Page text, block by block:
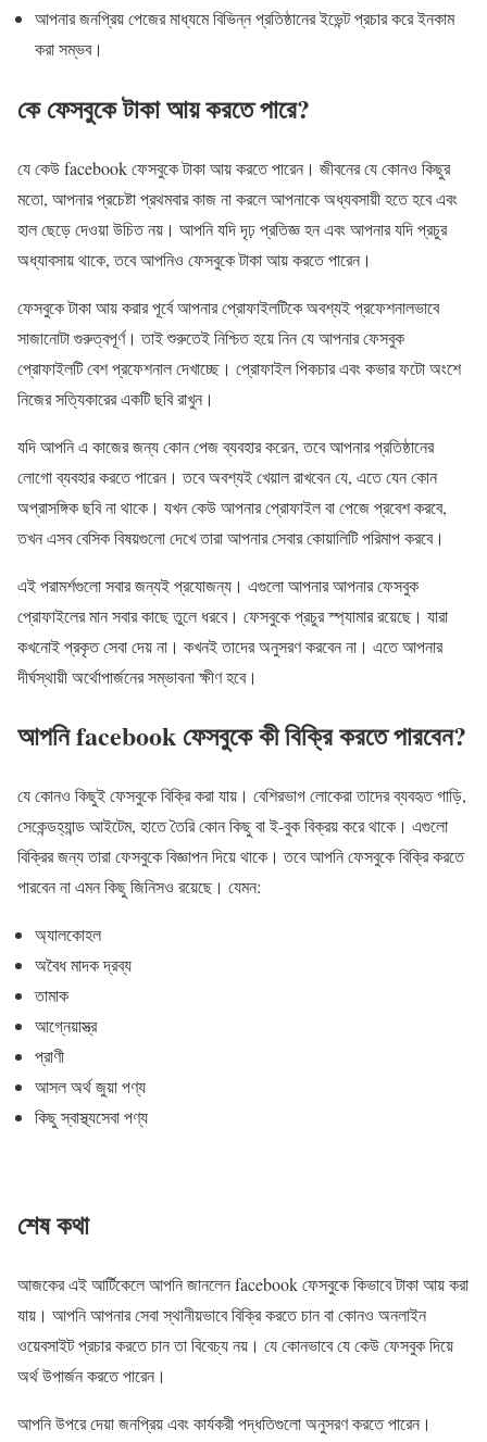
আপনার জনপ্রিয় পেজের মাধ্যমে বিভিন্ন প্রতিষ্ঠানের ইভেন্ট প্রচার করে ইনকাম
করা সম্ভব।
কে ফেসবুকে টাকা আয় করতে পারে?
যে কেউ facebook ফেসবুকে টাকা আয় করতে পারেন। জীবনের যে কোনও কিছুর
মতো, আপনার প্রচেষ্টা প্রথমবার কাজ না করলে আপনাকে অধ্যবসায়ী হতে হবে এবং
হাল ছেড়ে দেওয়া উচিত নয়। আপনি যদি দৃঢ় প্রতিজ্ঞ হন এবং আপনার যদি প্রচুর
অধ্যাবসায় থাকে, তবে আপনিও ফেসবুকে টাকা আয় করতে পারেন।
ফেসবুকে টাকা আয় করার পূর্বে আপনার প্রোফাইলটিকে অবশ্যই প্রফেশনালভাবে
সাজানোটা গুরুত্বপূর্ণ। তাই শুরুতেই নিশ্চিত হয়ে নিন যে আপনার ফেসবুক
প্রোফাইলটি বেশ প্রফেশনাল দেখাচ্ছে। প্রোফাইল পিকচার এবং কভার ফটো অংশে
নিজের সত্যিকারের একটি ছবি রাখুন।
যদি আপনি এ কাজের জন্য কোন পেজ ব্যবহার করেন, তবে আপনার প্রতিষ্ঠানের
লোগো ব্যবহার করতে পারেন। তবে অবশ্যই খেয়াল রাখবেন যে, এতে যেন কোন
অপ্রাসঙ্গিক ছবি না থাকে। যখন কেউ আপনার প্রোফাইল বা পেজে প্রবেশ করবে,
তখন এসব বেসিক বিষয়গুলো দেখে তারা আপনার সেবার কোয়ালিটি পরিমাপ করবে।
এই পরামর্শগুলো সবার জন্যই প্রযোজন্য। এগুলো আপনার আপনার ফেসবুক
প্রোফাইলের মান সবার কাছে তুলে ধরবে। ফেসবুকে প্রচুর স্প্যামার রয়েছে। যারা
কখনোই প্রকৃত সেবা দেয় না। কখনই তাদের অনুসরণ করবেন না। এতে আপনার
দীর্ঘস্থায়ী অর্থোপার্জনের সম্ভাবনা ক্ষীণ হবে।
আপনি facebook ফেসবুকে কী বিক্রি করতে পারবেন?
যে কোনও কিছুই ফেসবুকে বিক্রি করা যায়। বেশিরভাগ লোকেরা তাদের ব্যবহৃত গাড়ি,
সেকেন্ডহ্যান্ড আইটেম, হাতে তৈরি কোন কিছু বা ই-বুক বিক্রয় করে থাকে। এগুলো
বিক্রির জন্য তারা ফেসবুকে বিজ্ঞাপন দিয়ে থাকে। তবে আপনি ফেসবুকে বিক্রি করতে
পারবেন না এমন কিছু জিনিসও রয়েছে। যেমন:
অ্যালকোহল
অবৈধ মাদক দ্রব্য
তামাক
আগ্নেয়াস্ত্র
প্রাণী
আসল অর্থ জুয়া পণ্য
কিছু স্বাস্থ্যসেবা পণ্য
শেষ কথা
আজকের এই আর্টিকেলে আপনি জানলেন facebook ফেসবুকে কিভাবে টাকা আয় করা
যায়। আপনি আপনার সেবা স্থানীয়ভাবে বিক্রি করতে চান বা কোনও অনলাইন
ওয়েবসাইট প্রচার করতে চান তা বিবেচ্য নয়। যে কোনভাবে যে কেউ ফেসবুক দিয়ে
অর্থ উপার্জন করতে পারেন।
আপনি উপরে দেয়া জনপ্রিয় এবং কার্যকরী পদ্ধতিগুলো অনুসরণ করতে পারেন।